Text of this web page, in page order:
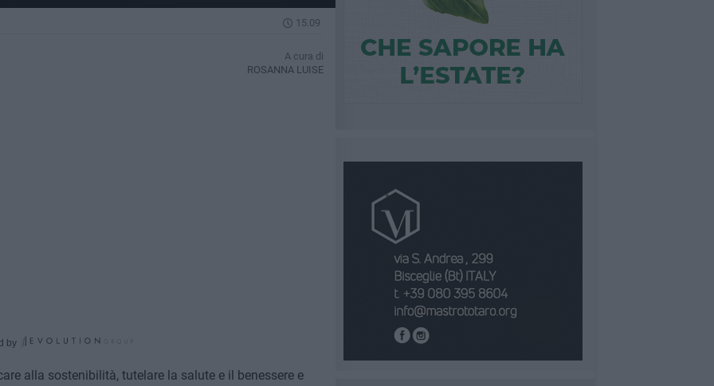
15.09
A cura di
ROSANNA LUISE
by
alla sostenibilità, tutelare la salute e il benessere e